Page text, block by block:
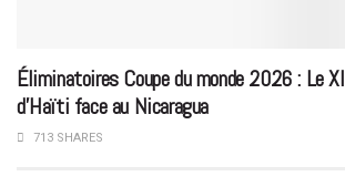
Éliminatoires Coupe du monde 2026 : Le XI
d’Haïti face au Nicaragua
713 SHARES